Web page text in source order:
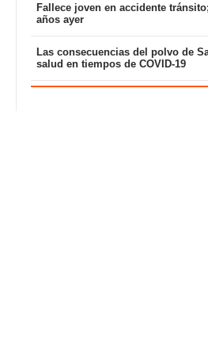
Fallece joven en accidente
años ayer
Las consecuencias del polvo de
salud en tiempos de COVID-19